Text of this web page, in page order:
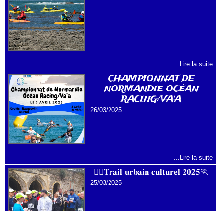
...Lire la suite
CHAMPIONNAT DE
NORMANDIE OCÉAN
RACING/VA'A
26/03/2025
...Lire la suite
🏃‍♀️𝐓𝐫𝐚𝐢𝐥 𝐮𝐫𝐛𝐚𝐢𝐧 𝐜𝐮𝐥𝐭𝐮𝐫𝐞𝐥 𝟐𝟎𝟐𝟓🏃
25/03/2025